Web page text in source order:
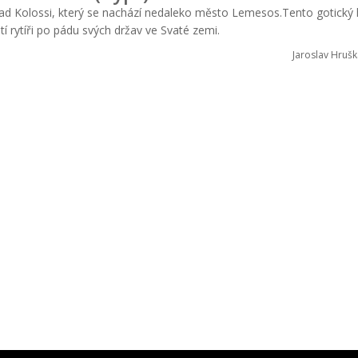
Kolossi, který se nachází nedaleko město Lemesos.Tento gotický
rytíři po pádu svých držav ve Svaté zemi.
Jaroslav